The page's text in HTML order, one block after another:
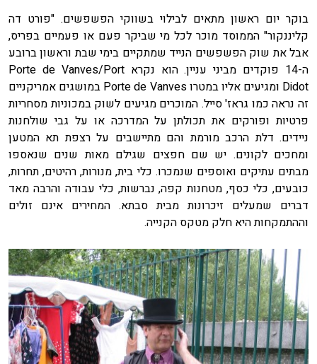
בוקר יום ראשון מתאים לבילוי בשווקי הפשפשים. "פורט דה
קליננקור" הממוסד מוכר לכל מי שביקר פעם או פעמיים בפריס,
אבל את שוק הפשפשים הנייד שמתקיים בימי שבת וראשון ברובע
ה-14 פוקדים מביני עניין. הוא נקרא Porte de Vanves/Port
Didot ומגיעים אליו במטרו Porte de Vanves במושגים אמריקניים
זה נראה כמו גראז' סייל. המוכרים מגיעים לשוק במכוניות מסחריות
פרטיות ופורקים את תכולתן על המדרכה או על גבי שולחנות
ניידים. דלת הרכב מורמת והם מתיישבים על רצפת תא המטען
ומחכים לקונים. יש שם חפצים שגילם מאות שנים שנאספו
מבתים עתיקים ואוספים שנמכרו. כלי בית, מנורות, רהיטים, תחרות,
כובעים, כלי כסף, מטחנות קפה, נברשות, כלי עבודה והרבה מאד
דברים שמעלים זיכרונות מבית סבתא. המחירים אינם זולים
וההתמקחות היא חלק מטקס הקנייה.